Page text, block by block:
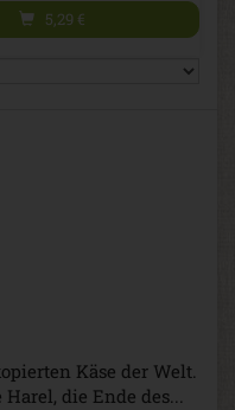
5,29 €
Käse der Welt.
die Ende des...